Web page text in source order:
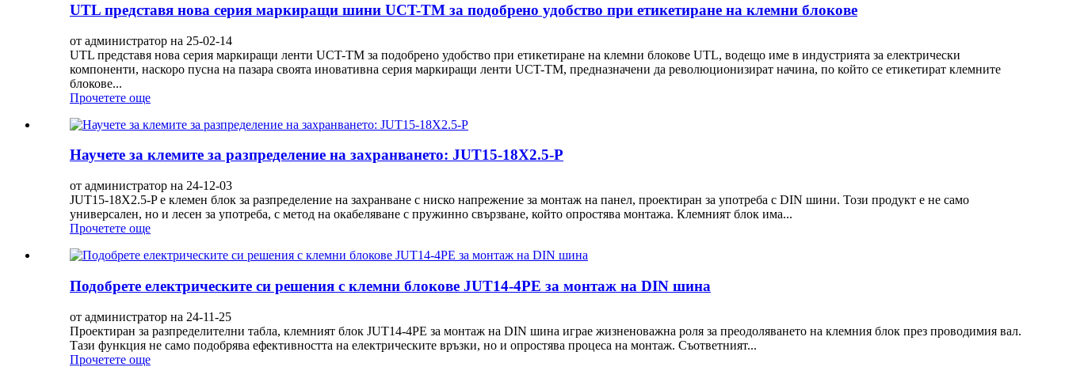
UTL представя нова серия маркиращи шини UCT-TM за подобрено удобство при етикетиране на клемни блокове
от администратор на 25-02-14
UTL представя нова серия маркиращи ленти UCT-TM за подобрено удобство при етикетиране на клемни блокове UTL, водещо име в индустрията за електрически
компоненти, наскоро пусна на пазара своята иновативна серия маркиращи ленти UCT-TM, предназначени да революционизират начина, по който се етикетират клемните
блокове...
Прочетете още
Научете за клемите за разпределение на захранването: JUT15-18X2.5-P
от администратор на 24-12-03
JUT15-18X2.5-P е клемен блок за разпределение на захранване с ниско напрежение за монтаж на панел, проектиран за употреба с DIN шини. Този продукт е не само
универсален, но и лесен за употреба, с метод на окабеляване с пружинно свързване, който опростява монтажа. Клемният блок има...
Прочетете още
Подобрете електрическите си решения с клемни блокове JUT14-4PE за монтаж на DIN шина
от администратор на 24-11-25
Проектиран за разпределителни табла, клемният блок JUT14-4PE за монтаж на DIN шина играе жизненоважна роля за преодоляването на клемния блок през проводимия вал.
Тази функция не само подобрява ефективността на електрическите връзки, но и опростява процеса на монтаж. Съответният...
Прочетете още